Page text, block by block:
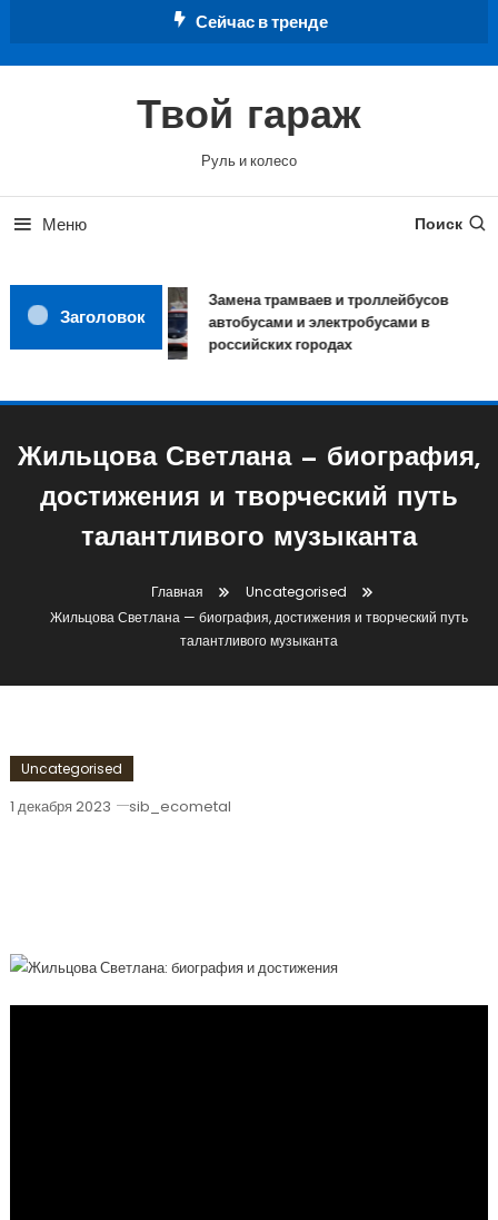
Сейчас в тренде
Твой гараж
Руль и колесо
Меню Поиск
Заголовок
Замена трамваев и троллейбусов
автобусами и электробусами в
российских городах
Жильцова Светлана — биография,
достижения и творческий путь
талантливого музыканта
Главная
Uncategorised
Жильцова Светлана — биография, достижения и творческий путь
талантливого музыканта
Uncategorised
1 декабря 2023 sib_ecometal